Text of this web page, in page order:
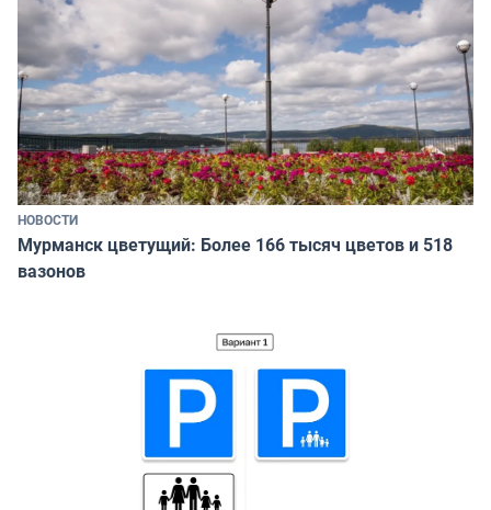
НОВОСТИ
Мурманск цветущий: Более 166 тысяч цветов и 518
вазонов